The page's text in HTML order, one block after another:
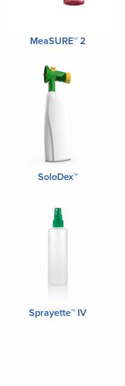
MeaSURE™ 2
SoloDex™
Sprayette™ IV